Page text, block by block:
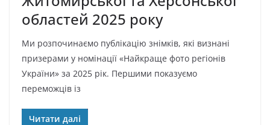
областей 2025 року
Ми розпочинаємо публікацію знімків, які визнані
призерами у номінації «Найкраще фото регіонів
України» за 2025 рік. Першими показуємо
переможців із
Читати далі